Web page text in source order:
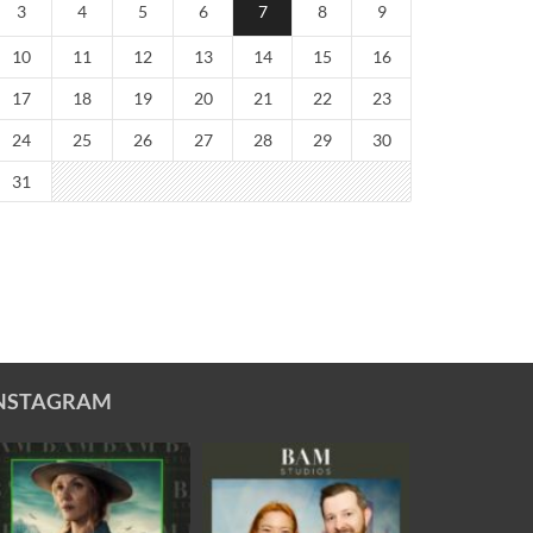
3 4 5 6 7 8 9
10 11 12 13 14 15 16
17 18 19 20 21 22 23
24 25 26 27 28 29 30
31